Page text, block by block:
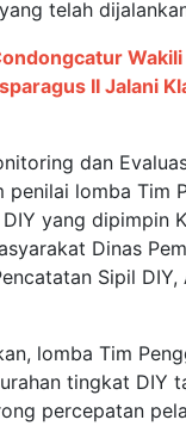
telah
Wakili
II Jalani
dan
penilai lomba Tim
yang dipimpin
Dinas
Sipil DIY,
lomba Tim
tingkat DIY
percepatan